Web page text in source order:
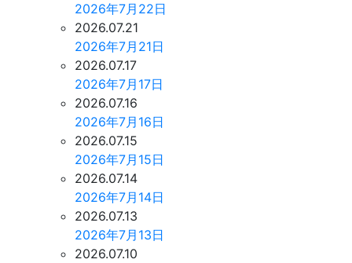
2026年7月22日
2026.07.21
2026年7月21日
2026.07.17
2026年7月17日
2026.07.16
2026年7月16日
2026.07.15
2026年7月15日
2026.07.14
2026年7月14日
2026.07.13
2026年7月13日
2026.07.10